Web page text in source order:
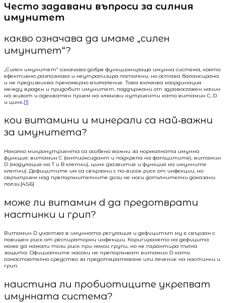
Често задавани въпроси за силния
имунитет
какво означава да имаме „силен
имунитет“?
„Силен имунитет“ означава добре функционираща имунна система, която
ефективно разпознава и неутрализира патогени, но остава балансирана
и не предизвиква прекомерно възпаление. Това включва координация
между вроден и придобит имунитет, поддържани от здравословен начин
на живот и адекватен прием на ключови нутриенти като витамин C, D
и цинк.[1]
кои витамини и минерали са най‑важни
за имунитета?
Няколко микронутриента са особено важни за нормалната имунна
функция: витамин C (антиоксидант и подкрепа на фагоцитите), витамин
D (модулация на T и B клетки), цинк (развитие и функция на имунните
клетки). Дефицитите им са свързани с по-висок риск от инфекции, но
свръхприем над препоръчителните дози не носи допълнителни доказани
ползи.[4,5,6]
може ли витамин d да предотврати
настинки и грип?
Витамин D участва в имунната регулация и дефицитът му е свързан с
повишен риск от респираторни инфекции. Коригирането на дефицита
може да намали този риск при някои групи, но не гарантира пълна
защита. Официалните насоки не препоръчват витамин D като
самостоятелно средство за предотвратяване или лечение на настинки и
грип.
наистина ли пробиотиците укрепват
имунната система?